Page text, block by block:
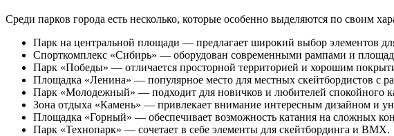
Среди парков города есть несколько, которые особенно выделяются по своим
Парк на центральной площади — предлагает широкий выбор элементов
Спорткомплекс «Сибирь» — оборудован современными рампами и
Парк «Победы» — отличается просторной территорией и хорошим
Площадка «Ленина» — популярное место для местных скейтбордистов с
Парк «Молодежный» — подходит для новичков и любителей спокойного
Зона отдыха «Камень» — привлекает внимание интересным дизайном и
Площадка «Горный» — обеспечивает возможность катания на сложных
Парк «Технопарк» — сочетает в себе элементы для скейтбординга и BMX.